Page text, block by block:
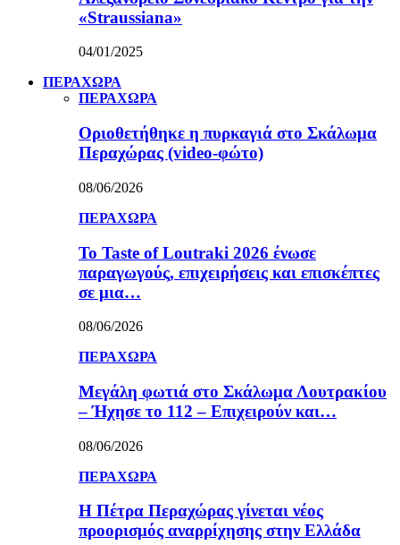
«Straussiana»
04/01/2025
ΠΕΡΑΧΩΡΑ
ΠΕΡΑΧΩΡΑ
Οριοθετήθηκε η πυρκαγιά στο Σκάλωμα
Περαχώρας (video-φώτο)
08/06/2026
ΠΕΡΑΧΩΡΑ
Το Taste of Loutraki 2026 ένωσε
παραγωγούς, επιχειρήσεις και επισκέπτες
σε μια…
08/06/2026
ΠΕΡΑΧΩΡΑ
Μεγάλη φωτιά στο Σκάλωμα Λουτρακίου
– Ήχησε το 112 – Επιχειρούν και…
08/06/2026
ΠΕΡΑΧΩΡΑ
Η Πέτρα Περαχώρας γίνεται νέος
προορισμός αναρρίχησης στην Ελλάδα